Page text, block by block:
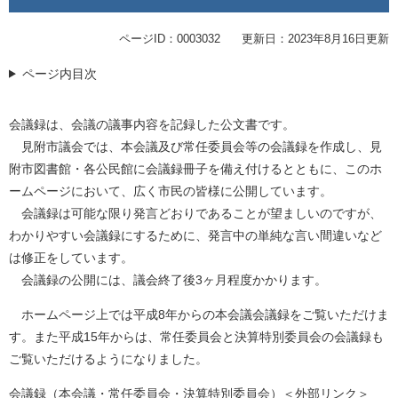
ページID：0003032 更新日：2023年8月16日更新
ページ内目次
会議録は、会議の議事内容を記録した公文書です。
見附市議会では、本会議及び常任委員会等の会議録を作成し、見
附市図書館・各公民館に会議録冊子を備え付けるとともに、このホ
ームページにおいて、広く市民の皆様に公開しています。
会議録は可能な限り発言どおりであることが望ましいのですが、
わかりやすい会議録にするために、発言中の単純な言い間違いなど
は修正をしています。
会議録の公開には、議会終了後3ヶ月程度かかります。
ホームページ上では平成8年からの本会議会議録をご覧いただけま
す。また平成15年からは、常任委員会と決算特別委員会の会議録も
ご覧いただけるようになりました。
会議録（本会議・常任委員会・決算特別委員会） ＜外部リンク＞